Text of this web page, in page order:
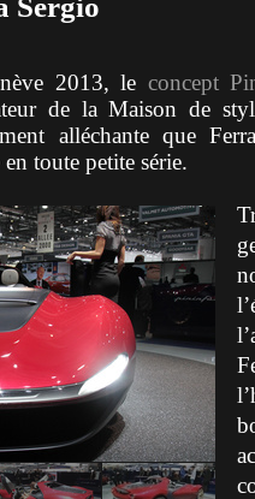
Sergio
2013, le concept
de la Maison de
alléchante que
toute petite série.